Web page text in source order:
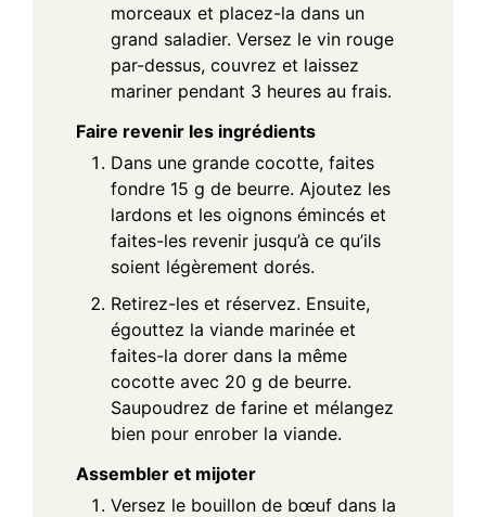
morceaux et placez-la dans un
grand saladier. Versez le vin rouge
par-dessus, couvrez et laissez
mariner pendant 3 heures au frais.
Faire revenir les ingrédients
Dans une grande cocotte, faites
fondre 15 g de beurre. Ajoutez les
lardons et les oignons émincés et
faites-les revenir jusqu’à ce qu’ils
soient légèrement dorés.
Retirez-les et réservez. Ensuite,
égouttez la viande marinée et
faites-la dorer dans la même
cocotte avec 20 g de beurre.
Saupoudrez de farine et mélangez
bien pour enrober la viande.
Assembler et mijoter
Versez le bouillon de bœuf dans la